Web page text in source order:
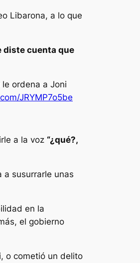
Libarona, a lo que
diste cuenta que
ordena a Joni
JRYMP7o5be
a la voz “¿qué?,
a susurrarle unas
en la
el gobierno
o cometió un delito